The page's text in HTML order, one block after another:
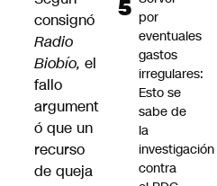
consignó
Radio
Biobío, el
fallo
argument
ó que un
recurso
de queja
por
eventuales
gastos
irregulares:
Esto se
sabe de
la
investigación
contra